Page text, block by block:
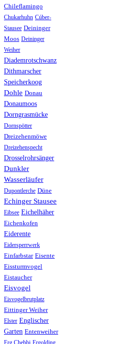
Chileflamingo
Chukarhuhn Cúber-
Stausee Deininger
Moos Deininger
Weiher
Diademrotschwanz
Dithmarscher
Speicherkoog
Dohle Donau
Donaumoos
Dorngrasmücke
Dornspötter
Dreizehenmöwe
Dreizehenspecht
Drosselrohrsänger
Dunkler
Wasserläufer
Dupontlerche Düne
Echinger Stausee
Eibsee Eichelhäher
Eichenkofen
Eiderente
Eidersperrwerk
Einfarbstar Eisente
Eissturmvogel
Eistaucher
Eisvogel
Eisvogelbrutplatz
Eittinger Weiher
Elster Englischer
Garten Entenweiher